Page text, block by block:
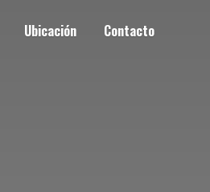
Ubicación Contacto